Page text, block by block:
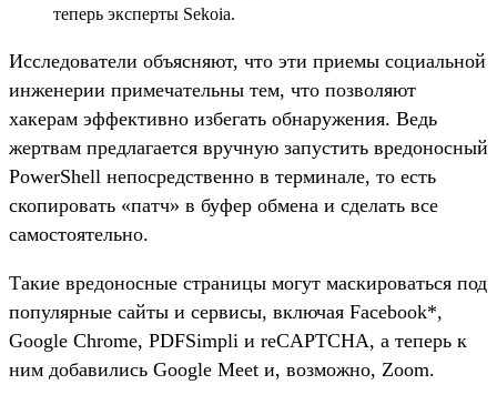
теперь эксперты Sekoia.
Исследователи объясняют, что эти приемы социальной
инженерии примечательны тем, что позволяют
хакерам эффективно избегать обнаружения. Ведь
жертвам предлагается вручную запустить вредоносный
PowerShell непосредственно в терминале, то есть
скопировать «патч» в буфер обмена и сделать все
самостоятельно.
Такие вредоносные страницы могут маскироваться под
популярные сайты и сервисы, включая Facebook*,
Google Chrome, PDFSimpli и reCAPTCHA, а теперь к
ним добавились Google Meet и, возможно, Zoom.